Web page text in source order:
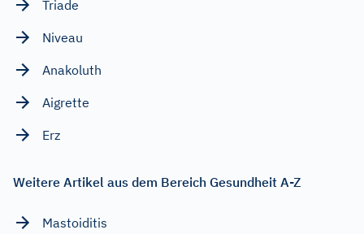
Triade
Niveau
Anakoluth
Aigrette
Erz
Weitere Artikel aus dem Bereich Gesundheit A-Z
Mastoiditis